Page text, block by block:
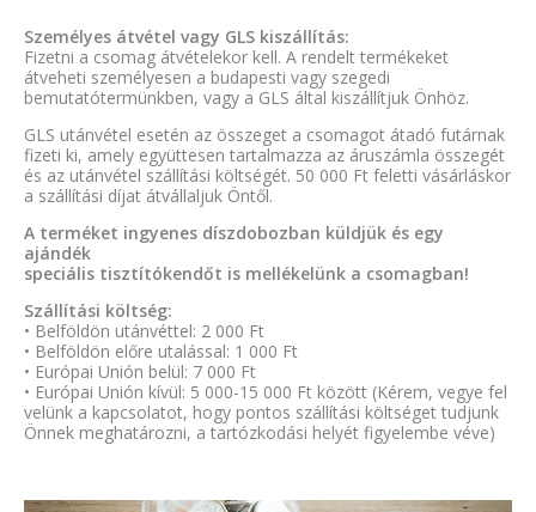
Személyes átvétel vagy GLS kiszállítás:
Fizetni a csomag átvételekor kell. A rendelt termékeket
átveheti személyesen a budapesti vagy szegedi
bemutatótermünkben, vagy a GLS által kiszállítjuk Önhöz.
GLS utánvétel esetén az összeget a csomagot átadó futárnak
fizeti ki, amely együttesen tartalmazza az áruszámla összegét
és az utánvétel szállítási költségét. 50 000 Ft feletti vásárláskor
a szállítási díjat átvállaljuk Öntől.
A terméket ingyenes díszdobozban küldjük és egy
ajándék
speciális tisztítókendőt is mellékelünk a csomagban!
Szállítási költség:
• Belföldön utánvéttel: 2 000 Ft
• Belföldön előre utalással: 1 000 Ft
• Európai Unión belül: 7 000 Ft
• Európai Unión kívül: 5 000-15 000 Ft között (Kérem, vegye fel
velünk a kapcsolatot, hogy pontos szállítási költséget tudjunk
Önnek meghatározni, a tartózkodási helyét figyelembe véve)